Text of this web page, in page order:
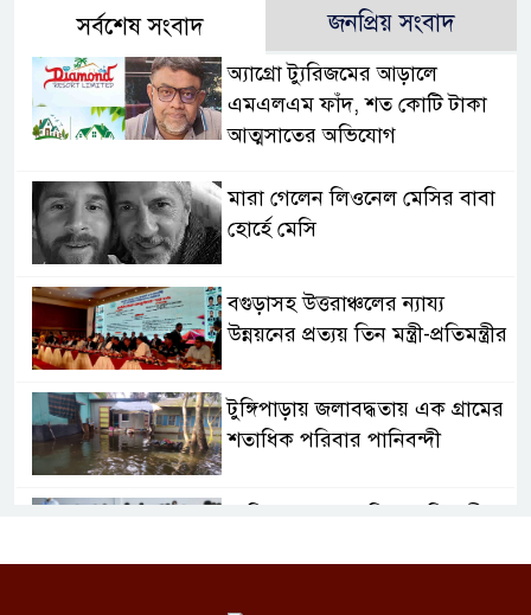
সর্বশেষ সংবাদ জনপ্রিয় সংবাদ
অ্যাগ্রো ট্যুরিজমের আড়ালে
এমএলএম ফাঁদ, শত কোটি টাকা
আত্মসাতের অভিযোগ
মারা গেলেন লিওনেল মেসির বাবা
হোর্হে মেসি
বগুড়াসহ উত্তরাঞ্চলের ন্যায্য
উন্নয়নের প্রত্যয় তিন মন্ত্রী-প্রতিমন্ত্রীর
টুঙ্গিপাড়ায় জলাবদ্ধতায় এক গ্রামের
শতাধিক পরিবার পানিবন্দী